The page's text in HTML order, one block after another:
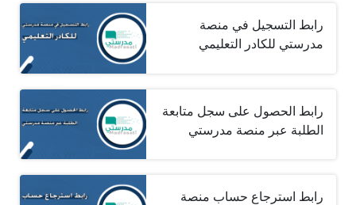
رابط التسجيل في منصة
مدرستي للكادر التعليمي
رابط الحصول على سجل متابعة
الطلبة عبر منصة مدرستي
رابط استرجاع حساب منصة